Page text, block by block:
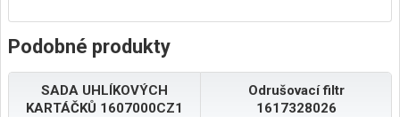
Podobné produkty
SADA UHLÍKOVÝCH
KARTÁČKŮ 1607000CZ1
Odrušovací filtr
1617328026